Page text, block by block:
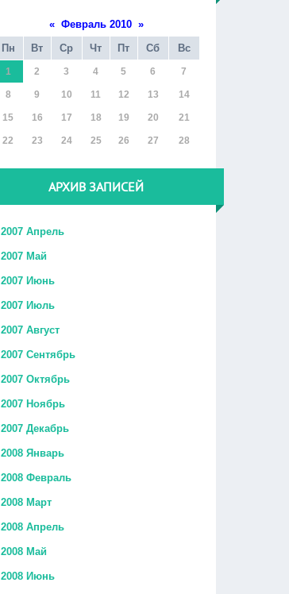
« Февраль 2010 »
Пн
Вт Ср Чт Пт Сб Вс
1 2 3 4 5 6 7
8 9 10 11 12 13 14
15 16 17 18 19 20 21
22 23 24 25 26 27 28
АРХИВ ЗАПИСЕЙ
2007 Апрель
2007 Май
2007 Июнь
2007 Июль
2007 Август
2007 Сентябрь
2007 Октябрь
2007 Ноябрь
2007 Декабрь
2008 Январь
2008 Февраль
2008 Март
2008 Апрель
2008 Май
2008 Июнь